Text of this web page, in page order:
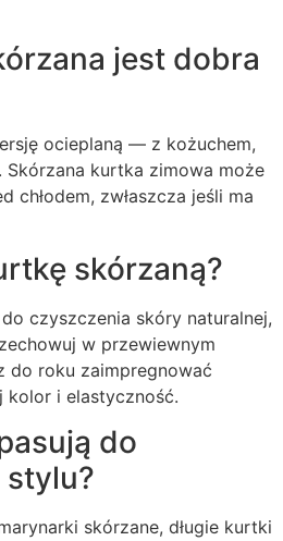
jest dobra
ocieplaną — z kożuchem,
kurtka zimowa może
chłodem, zwłaszcza jeśli ma
skórzaną?
czyszczenia skóry naturalnej,
w przewiewnym
do roku zaimpregnować
kolor i elastyczność.
do
stylu?
skórzane, długie kurtki